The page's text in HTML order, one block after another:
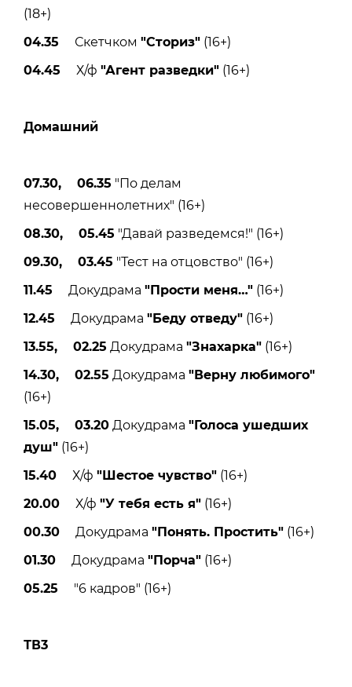
(18+)
04.35 Скетчком "Сториз" (16+)
04.45 Х/ф "Агент разведки" (16+)
Домашний
07.30, 06.35 "По делам
несовершеннолетних" (16+)
08.30, 05.45 "Давай разведемся!" (16+)
09.30, 03.45 "Тест на отцовство" (16+)
11.45 Докудрама "Прости меня…" (16+)
12.45 Докудрама "Беду отведу" (16+)
13.55, 02.25 Докудрама "Знахарка" (16+)
14.30, 02.55 Докудрама "Верну любимого"
(16+)
15.05, 03.20 Докудрама "Голоса ушедших
душ" (16+)
15.40 Х/ф "Шестое чувство" (16+)
20.00 Х/ф "У тебя есть я" (16+)
00.30 Докудрама "Понять. Простить" (16+)
01.30 Докудрама "Порча" (16+)
05.25 "6 кадров" (16+)
ТВ3